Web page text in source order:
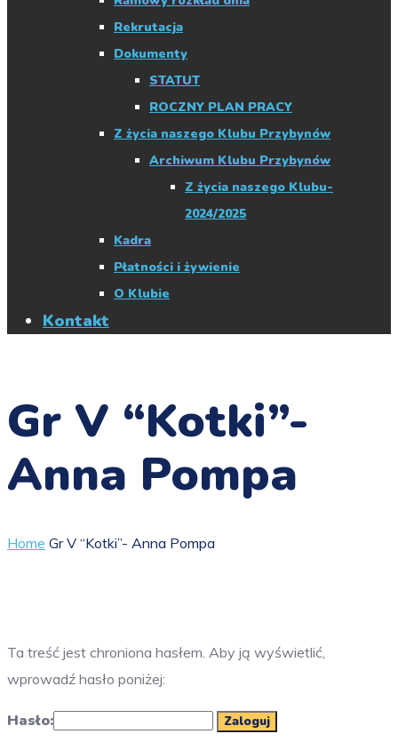
Rekrutacja
Dokumenty
STATUT
ROCZNY PLAN PRACY
Z życia naszego Klubu Przybynów
Archiwum Klubu Przybynów
Z życia naszego Klubu-
2024/2025
Kadra
Płatności i żywienie
O Klubie
Kontakt
Gr V “Kotki”-
Anna Pompa
Home Gr V “Kotki”- Anna Pompa
Ta treść jest chroniona hasłem. Aby ją wyświetlić,
wprowadź hasło poniżej:
Hasło: